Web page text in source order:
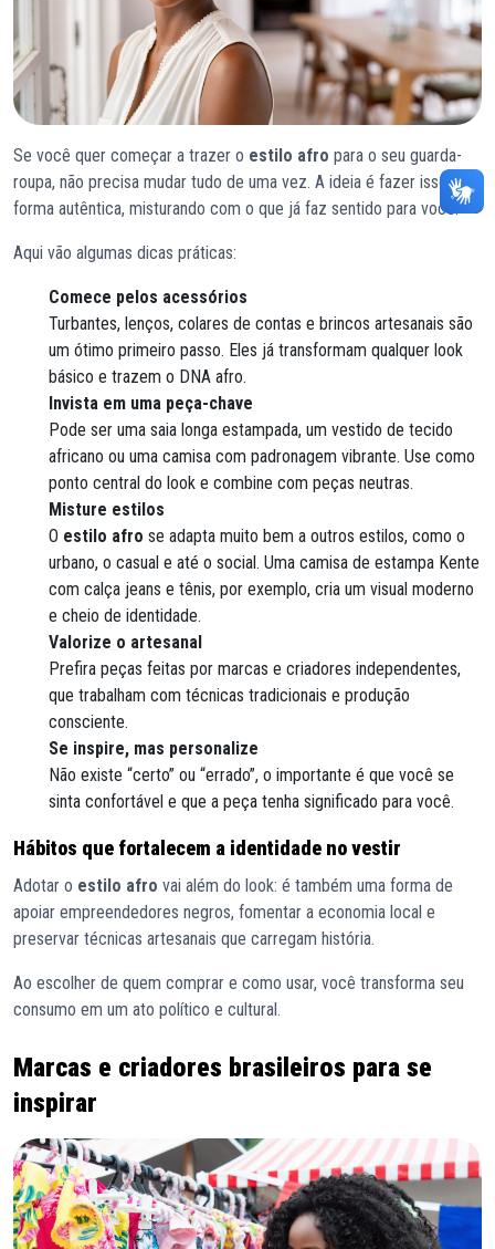
Se você quer começar a trazer o estilo afro para o seu guarda-
roupa, não precisa mudar tudo de uma vez. A ideia é fazer isso de
forma autêntica, misturando com o que já faz sentido para você.
Aqui vão algumas dicas práticas:
Comece pelos acessórios
Turbantes, lenços, colares de contas e brincos artesanais são
um ótimo primeiro passo. Eles já transformam qualquer look
básico e trazem o DNA afro.
Invista em uma peça-chave
Pode ser uma saia longa estampada, um vestido de tecido
africano ou uma camisa com padronagem vibrante. Use como
ponto central do look e combine com peças neutras.
Misture estilos
O estilo afro se adapta muito bem a outros estilos, como o
urbano, o casual e até o social. Uma camisa de estampa Kente
com calça jeans e tênis, por exemplo, cria um visual moderno
e cheio de identidade.
Valorize o artesanal
Prefira peças feitas por marcas e criadores independentes,
que trabalham com técnicas tradicionais e produção
consciente.
Se inspire, mas personalize
Não existe “certo” ou “errado”, o importante é que você se
sinta confortável e que a peça tenha significado para você.
Hábitos que fortalecem a identidade no vestir
Adotar o estilo afro vai além do look: é também uma forma de
apoiar empreendedores negros, fomentar a economia local e
preservar técnicas artesanais que carregam história.
Ao escolher de quem comprar e como usar, você transforma seu
consumo em um ato político e cultural.
Marcas e criadores brasileiros para se
inspirar